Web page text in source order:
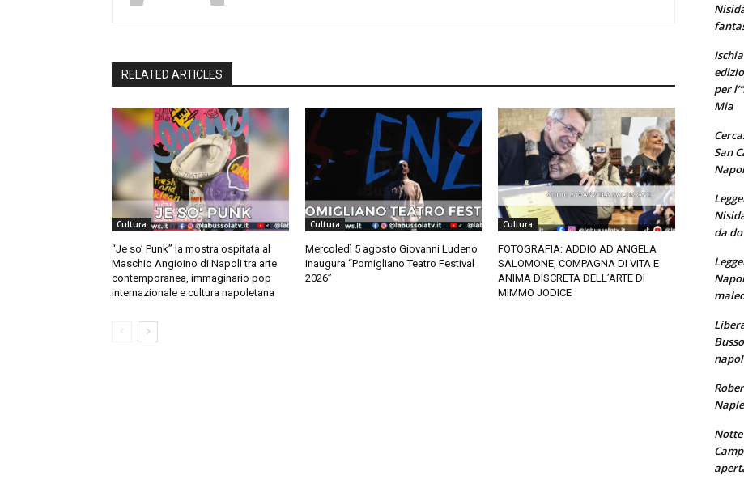
RELATED ARTICLES
Cultura
“Je so’ Punk” la mostra ospitata al
Maschio Angioino di Napoli tra arte
contemporanea, immaginario pop
internazionale e cultura napoletana
Cultura
Mercoledì 5 agosto Giovanni Ludeno
inaugura “Pomigliano Teatro Festival
2026”
Cultura
FOTOGRAFIA: ADDIO AD ANGELA
SALOMONE, COMPAGNA DI VITA E
ANIMA DISCRETA DELL’ARTE DI
MIMMO JODICE
per
Mia
San
da